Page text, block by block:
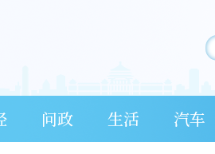
问政 生活 汽车